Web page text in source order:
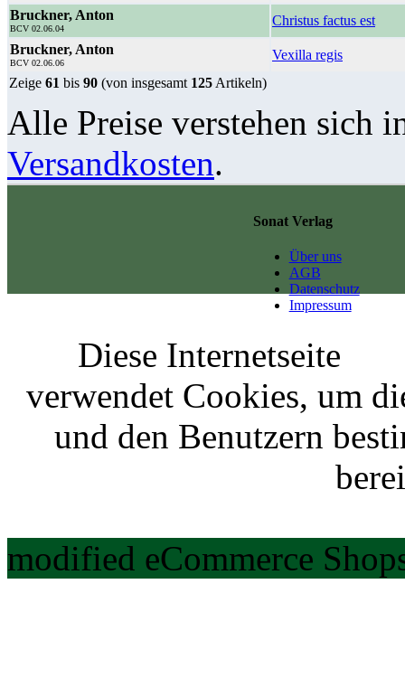
Bruckner, Anton
BCV 02.06.04
Christus factus est
Bruckner, Anton
BCV 02.06.06
Vexilla regis
Zeige 61 bis 90 (von insgesamt 125 Artikeln)
Alle Preise verstehen sich
Versandkosten.
Sonat Verlag
Über uns
AGB
Datenschutz
Impressum
Diese Internetseite
verwendet Cookies, um
und den Benutzern
modified eCommerce